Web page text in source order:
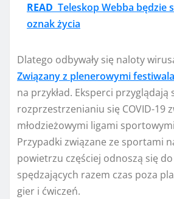
READ Teleskop Webba będzie
oznak życia
Dlatego odbywały się naloty
Związany z plenerowymi
na przykład. Eksperci przyglądają
rozprzestrzenianiu się COVID-19
młodzieżowymi ligami sportowymi
Przypadki związane ze sportami
powietrzu częściej odnoszą się
spędzających razem czas poza
gier i ćwiczeń.